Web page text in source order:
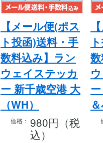
【メール便(ポス
ト投函)送料・手
数料込み】ラン
ウェイステッカ
ー 新千歳空港 大
（WH）
価格： 980円（税
込）